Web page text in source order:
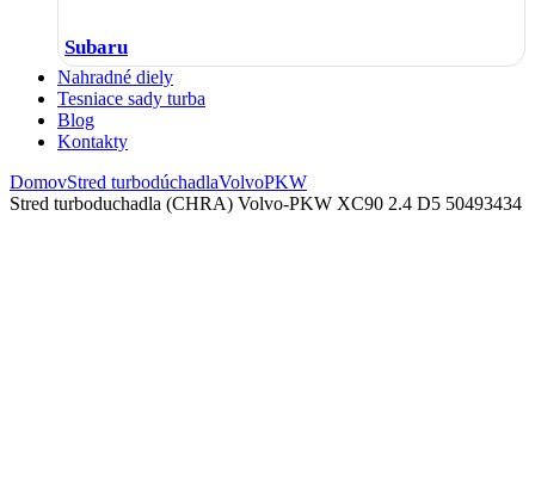
Subaru
Nahradné diely
Tesniace sady turba
Blog
Kontakty
DomovStred turbodúchadlaVolvoPKW
Stred turboduchadla (CHRA) Volvo-PKW XC90 2.4 D5 50493434